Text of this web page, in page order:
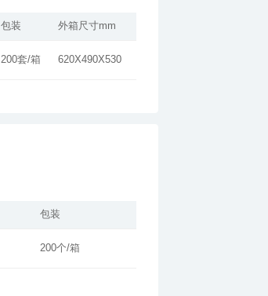
包装 外箱尺寸mm
200套/箱 620X490X530
包装
200个/箱